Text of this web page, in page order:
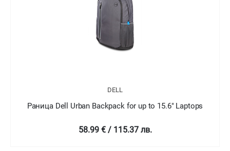
DELL
Раница Dell Urban Backpack for up to 15.6" Laptops
58.99 € / 115.37 лв.